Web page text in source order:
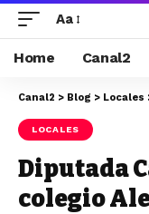
Aa
Home Canal2
Canal2 > Blog > Locales
LOCALES
Diputada
colegio